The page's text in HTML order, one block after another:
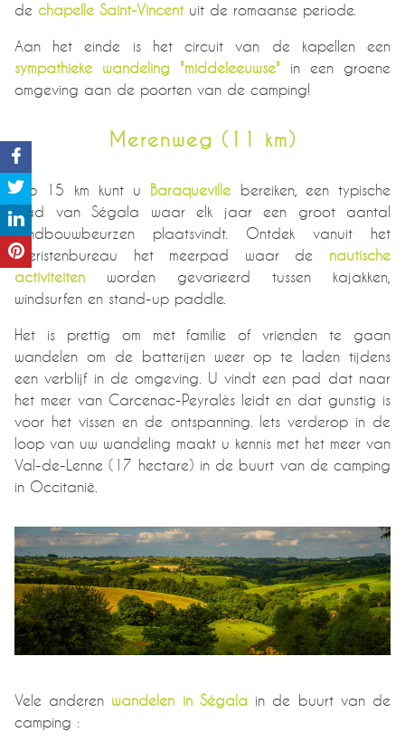
de chapelle Saint-Vincentuit de romaanse periode.
Aan het einde is het circuit van de kapellen een
sympathieke wandeling "middeleeuwse" in een groene
omgeving aan de poorten van de camping!
Merenweg (11 km)
Op 15 km kunt u Baraqueville bereiken, een typische
stad van Ségala waar elk jaar een groot aantal
landbouwbeurzen plaatsvindt. Ontdek vanuit het
toeristenbureau het meerpad waar de nautische
activiteiten worden gevarieerd tussen kajakken,
windsurfen en stand-up paddle.
Het is prettig om met familie of vrienden te gaan
wandelen om de batterijen weer op te laden tijdens
een verblijf in de omgeving. U vindt een pad dat naar
het meer van Carcenac-Peyralès leidt en dat gunstig is
voor het vissen en de ontspanning. Iets verderop in de
loop van uw wandeling maakt u kennis met het meer van
Val-de-Lenne (17 hectare) in de buurt van de camping
in Occitanië.
Vele anderen wandelen in Ségala in de buurt van de
camping :